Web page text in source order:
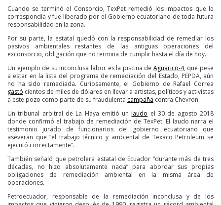
Cuando se terminó el Consorcio, TexPet remedió los impactos que le
correspondía y fue liberado por el Gobierno ecuatoriano de toda futura
responsabilidad en la zona.
Por su parte, la estatal quedó con la responsabilidad de remediar los
pasivos ambientales restantes de las antiguas operaciones del
exconsorcio, obligación que no termina de cumplir hasta el día de hoy.
Un ejemplo de su inconclusa labor es la piscina de Aguarico-4, que pese
a estar en la lista del programa de remediación del Estado, PEPDA, aún
no ha sido remediada. Curiosamente, el Gobierno de Rafael Correa
gastó cientos de miles de dólares en llevar a artistas, políticos y activistas
a este pozo como parte de su fraudulenta campaña contra Chevron.
Un tribunal arbitral de La Haya emitió unlaudo el 30 de agosto 2018
donde confirmó el trabajo de remediación de TexPet. El laudo narra el
testimonio jurado de funcionarios del gobierno ecuatoriano que
aseveran que “el trabajo técnico y ambiental de Texaco Petroleum se
ejecutó correctamente”.
También señaló que petrolera estatal de Ecuador “durante más de tres
décadas, no hizo absolutamente nada” para abordar sus propias
obligaciones de remediación ambiental en la misma área de
operaciones.
Petroecuador, responsable de la remediación inconclusa y de los